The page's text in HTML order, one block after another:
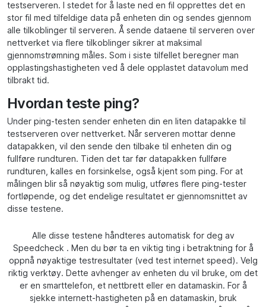
testserveren. I stedet for å laste ned en fil opprettes det en
stor fil med tilfeldige data på enheten din og sendes gjennom
alle tilkoblinger til serveren. Å sende dataene til serveren over
nettverket via flere tilkoblinger sikrer at maksimal
gjennomstrømning måles. Som i siste tilfellet beregner man
opplastingshastigheten ved å dele opplastet datavolum med
tilbrakt tid.
Hvordan teste ping?
Under ping-testen sender enheten din en liten datapakke til
testserveren over nettverket. Når serveren mottar denne
datapakken, vil den sende den tilbake til enheten din og
fullføre rundturen. Tiden det tar før datapakken fullføre
rundturen, kalles en forsinkelse, også kjent som ping. For at
målingen blir så nøyaktig som mulig, utføres flere ping-tester
fortløpende, og det endelige resultatet er gjennomsnittet av
disse testene.
Alle disse testene håndteres automatisk for deg av
Speedcheck . Men du bør ta en viktig ting i betraktning for å
oppnå nøyaktige testresultater (ved test internet speed). Velg
riktig verktøy. Dette avhenger av enheten du vil bruke, om det
er en smarttelefon, et nettbrett eller en datamaskin. For å
sjekke internett-hastigheten på en datamaskin, bruk